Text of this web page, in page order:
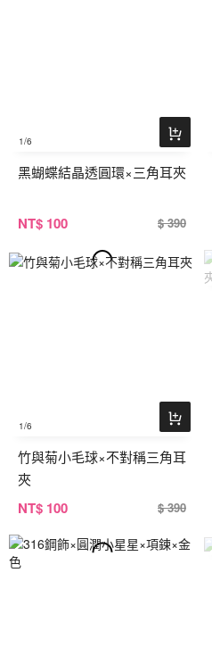
1/6
黑蝴蝶結晶透圓環×三角耳夾
NT$ 100 $ 390
1/6
竹與菊小毛球×不對稱三角耳
夾
NT$ 100 $ 390